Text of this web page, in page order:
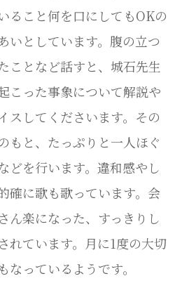
ること何を口にしてもOKの
としています。腹の立つ
ことなど話すと、城石先生
こった事象について解説や
スしてくださいます。その
もと、たっぷりと一人ほぐ
どを行います。違和感やし
確に歌も歌っています。会
ん楽になった、すっきりし
れています。月に1度の大切
なっているようです。